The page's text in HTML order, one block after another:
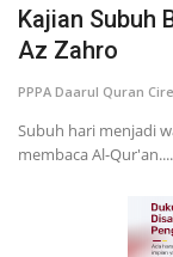
Kisah
Blog
Kajian Subuh
Az Zahro
PPPA Daarul Quran
Subuh hari menjadi
membaca Al-Qur'an....